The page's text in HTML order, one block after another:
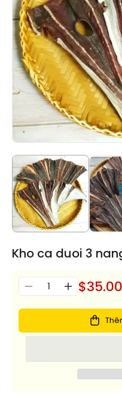
Kho ca duoi 3
Giảm
Số
Tăng
lượng
duoi
$35.00